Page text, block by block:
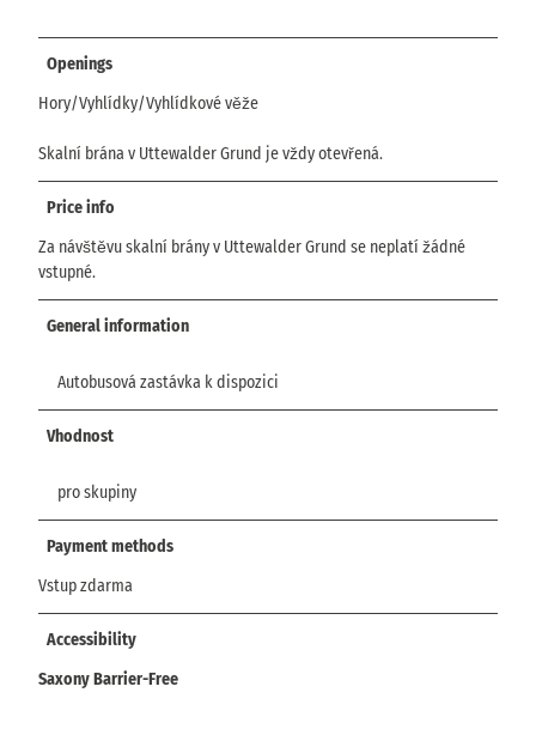
Openings
Hory/Vyhlídky/Vyhlídkové věže
Skalní brána v Uttewalder Grund je vždy otevřená.
Price info
Za návštěvu skalní brány v Uttewalder Grund se neplatí žádné
vstupné.
General information
Autobusová zastávka k dispozici
Vhodnost
pro skupiny
Payment methods
Vstup zdarma
Accessibility
Saxony Barrier-Free